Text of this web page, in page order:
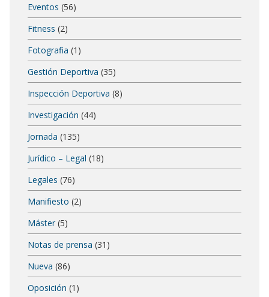
Eventos (56)
Fitness (2)
Fotografia (1)
Gestión Deportiva (35)
Inspección Deportiva (8)
Investigación (44)
Jornada (135)
Jurídico – Legal (18)
Legales (76)
Manifiesto (2)
Máster (5)
Notas de prensa (31)
Nueva (86)
Oposición (1)